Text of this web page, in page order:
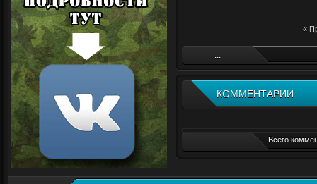
«
...
КОММЕНТАРИИ
Всего